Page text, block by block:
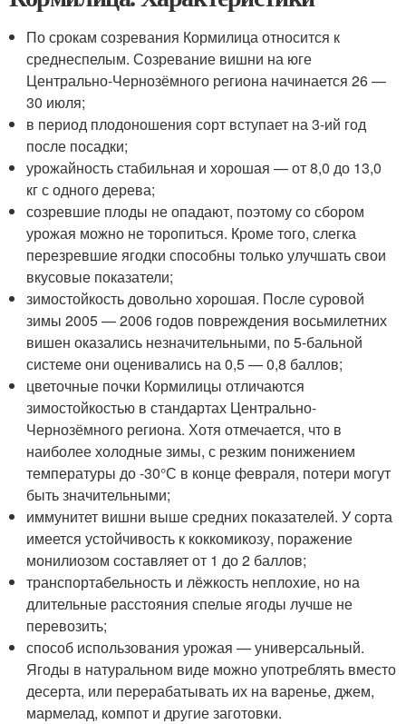
По срокам созревания Кормилица относится к
среднеспелым. Созревание вишни на юге
Центрально-Чернозёмного региона начинается 26 —
30 июля;
в период плодоношения сорт вступает на 3-ий год
после посадки;
урожайность стабильная и хорошая — от 8,0 до 13,0
кг с одного дерева;
созревшие плоды не опадают, поэтому со сбором
урожая можно не торопиться. Кроме того, слегка
перезревшие ягодки способны только улучшать свои
вкусовые показатели;
зимостойкость довольно хорошая. После суровой
зимы 2005 — 2006 годов повреждения восьмилетних
вишен оказались незначительными, по 5-бальной
системе они оценивались на 0,5 — 0,8 баллов;
цветочные почки Кормилицы отличаются
зимостойкостью в стандартах Центрально-
Чернозёмного региона. Хотя отмечается, что в
наиболее холодные зимы, с резким понижением
температуры до -30°С в конце февраля, потери могут
быть значительными;
иммунитет вишни выше средних показателей. У сорта
имеется устойчивость к коккомикозу, поражение
монилиозом составляет от 1 до 2 баллов;
транспортабельность и лёжкость неплохие, но на
длительные расстояния спелые ягоды лучше не
перевозить;
способ использования урожая — универсальный.
Ягоды в натуральном виде можно употреблять вместо
десерта, или перерабатывать их на варенье, джем,
мармелад, компот и другие заготовки.